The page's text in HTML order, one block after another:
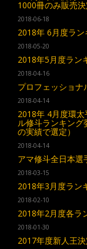
1000冊のみ販売決
2018-06-18
2018年 6月度ラ
2018-05-20
2018年5月度ラン
2018-04-16
プロフェッショナ
2018-04-14
2018年 4月度環
ル修斗ランキン
の実績で選定）
2018-04-14
アマ修斗全日本選
2018-03-15
2018年3月度ラン
2018-02-10
2018年2月度各ラ
2018-01-30
2017年度新人王